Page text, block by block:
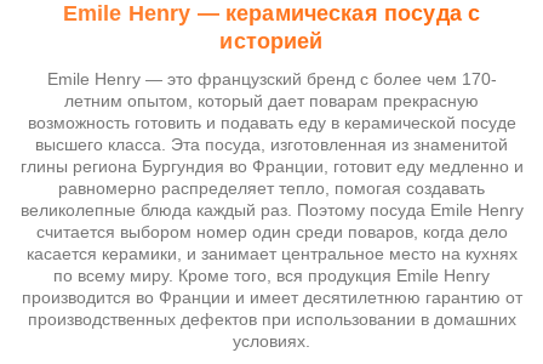
Emile Henry — керамическая посуда с
историей
Emile Henry — это французский бренд с более чем 170-
летним опытом, который дает поварам прекрасную
возможность готовить и подавать еду в керамической посуде
высшего класса. Эта посуда, изготовленная из знаменитой
глины региона Бургундия во Франции, готовит еду медленно и
равномерно распределяет тепло, помогая создавать
великолепные блюда каждый раз. Поэтому посуда Emile Henry
считается выбором номер один среди поваров, когда дело
касается керамики, и занимает центральное место на кухнях
по всему миру. Кроме того, вся продукция Emile Henry
производится во Франции и имеет десятилетнюю гарантию от
производственных дефектов при использовании в домашних
условиях.